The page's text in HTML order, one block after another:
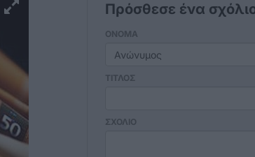
Πρόσθεσε ένα
ΟΝΟΜΑ
ΤΙΤΛΟΣ
ΣΧΟΛΙΟ